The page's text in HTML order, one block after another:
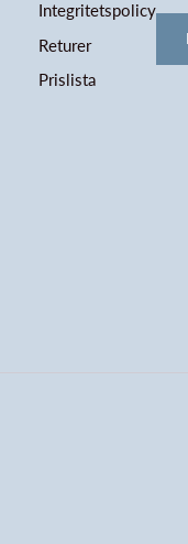
Integritetspolicy
Returer
Prislista